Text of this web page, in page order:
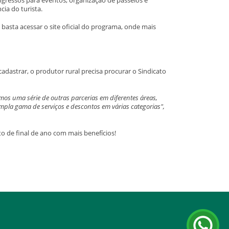
do turista.
acessar o site oficial do programa, onde mais
o produtor rural precisa procurar o Sindicato
uma série de outras parcerias em diferentes áreas,
gama de serviços e descontos em várias categorias",
de final de ano com mais benefícios!